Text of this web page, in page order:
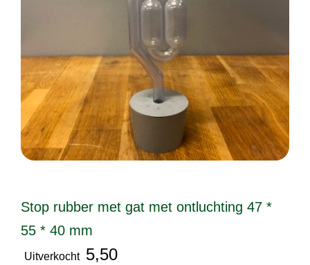
Stop rubber met gat met ontluchting 47 *
55 * 40 mm
Uitverkocht 5,50